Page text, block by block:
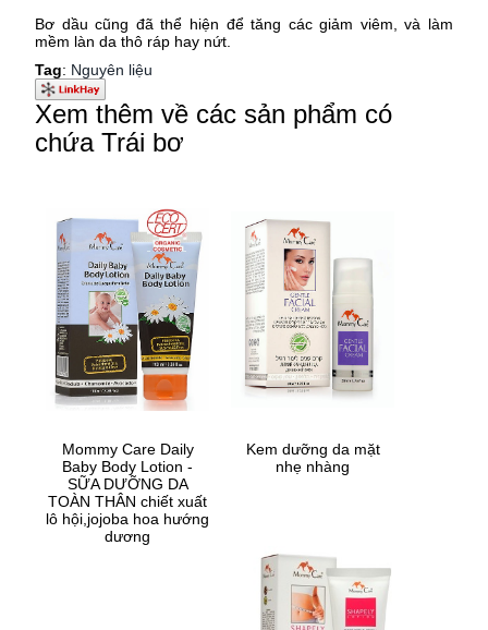
Bơ dầu cũng đã thể hiện để tăng các giảm viêm, và làm
mềm làn da thô ráp hay nứt.
Tag: Nguyên liệu
Xem thêm về các sản phẩm có
chứa Trái bơ
Mommy Care Daily
Baby Body Lotion -
SỮA DƯỠNG DA
TOÀN THÂN chiết xuất
lô hội,jojoba hoa hướng
dương
Kem dưỡng da mặt
nhẹ nhàng